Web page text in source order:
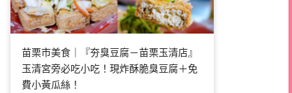
苗栗市美食｜『夯臭豆腐－苗栗玉清店』
玉清宮旁必吃小吃！現炸酥脆臭豆腐＋免
費小黃瓜絲！